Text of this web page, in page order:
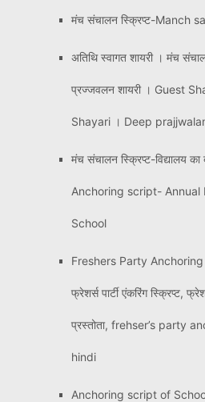
मंच संचालन स्क्रिप्ट-Manch
अतिथि स्वागत शायरी । मंच
प्रज्जवलन शायरी । Guest
Shayari । Deep
मंच संचालन स्क्रिप्ट-विद्यालय का
Anchoring script- Annual
School
Freshers Party
फ्रेशर्स पार्टी एंकरिंग स्क्रिप्ट,
प्रस्तोता, frehser’s party
hindi
Anchoring script of